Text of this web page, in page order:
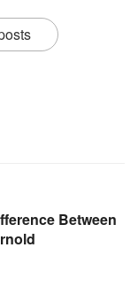
Between